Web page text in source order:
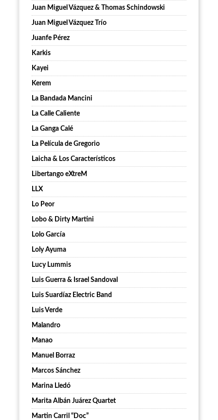
Juan Miguel Vázquez & Thomas Schindowski
Juan Miguel Vázquez Trío
Juanfe Pérez
Karkis
Kayei
Kerem
La Bandada Mancini
La Calle Caliente
La Ganga Calé
La Película de Gregorio
Laicha & Los Característicos
Libertango eXtreM
LLX
Lo Peor
Lobo & Dirty Martini
Lolo García
Loly Ayuma
Lucy Lummis
Luis Guerra & Israel Sandoval
Luis Suardíaz Electric Band
Luis Verde
Malandro
Manao
Manuel Borraz
Marcos Sánchez
Marina Lledó
Marita Albán Juárez Quartet
Martin Carril “Doc”